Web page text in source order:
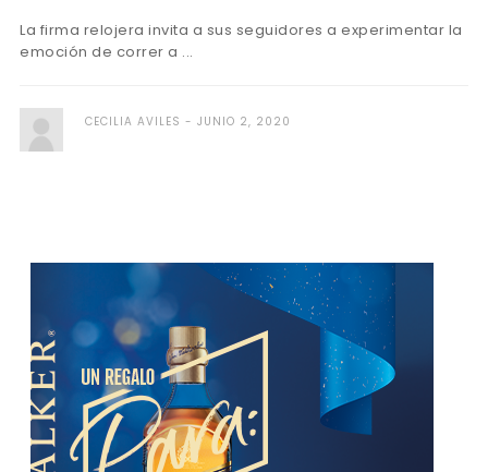
La firma relojera invita a sus seguidores a experimentar la
emoción de correr a ...
CECILIA AVILES JUNIO 2, 2020